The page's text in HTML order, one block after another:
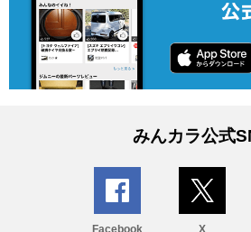
みんカラ公式
Facebook X